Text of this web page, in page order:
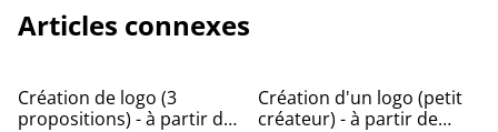
Articles connexes
Création de logo (3
propositions) - à partir de
Création d'un logo (petit
créateur) - à partir de